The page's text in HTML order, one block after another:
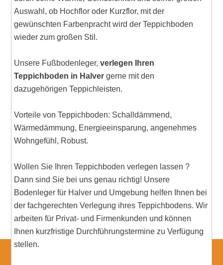
Auswahl, ob Hochflor oder Kurzflor, mit der
gewünschten Farbenpracht wird der Teppichboden
wieder zum großen Stil.
Unsere Fußbodenleger,verlegen Ihren
Teppichboden in Halver gerne mit den
dazugehörigen Teppichleisten.
Vorteile von Teppichboden: Schalldämmend,
Wärmedämmung, Energieeinsparung, angenehmes
Wohngefühl, Robust.
Wollen Sie Ihren Teppichboden verlegen lassen ?
Dann sind Sie bei uns genau richtig! Unsere
Bodenleger für Halver und Umgebung helfen Ihnen bei
der fachgerechten Verlegung ihres Teppichbodens. Wir
arbeiten für Privat- und Firmenkunden und können
Ihnen kurzfristige Durchführungstermine zu Verfügung
stellen.